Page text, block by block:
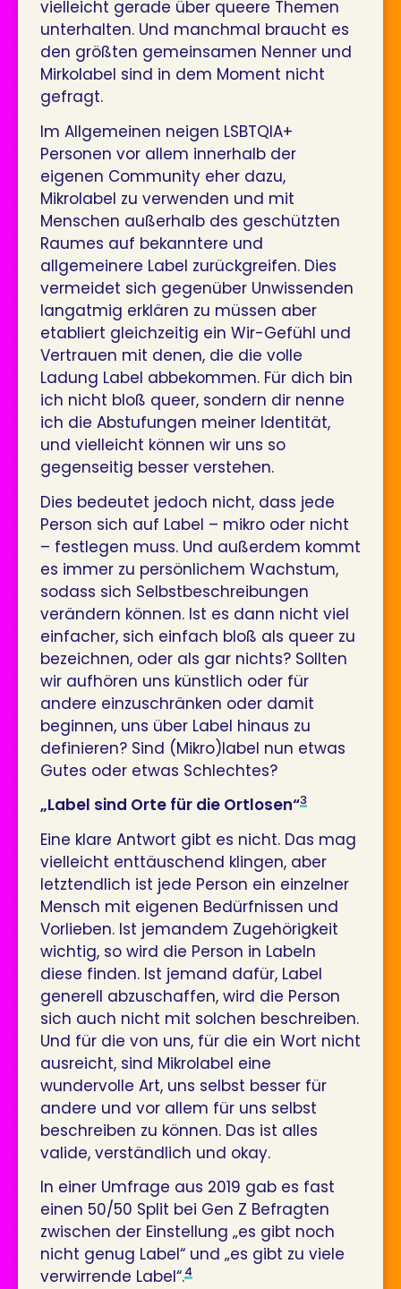
vielleicht gerade über queere Themen
unterhalten. Und manchmal braucht es
den größten gemeinsamen Nenner und
Mirkolabel sind in dem Moment nicht
gefragt.
Im Allgemeinen neigen LSBTQIA+
Personen vor allem innerhalb der
eigenen Community eher dazu,
Mikrolabel zu verwenden und mit
Menschen außerhalb des geschützten
Raumes auf bekanntere und
allgemeinere Label zurückgreifen. Dies
vermeidet sich gegenüber Unwissenden
langatmig erklären zu müssen aber
etabliert gleichzeitig ein Wir-Gefühl und
Vertrauen mit denen, die die volle
Ladung Label abbekommen. Für dich bin
ich nicht bloß queer, sondern dir nenne
ich die Abstufungen meiner Identität,
und vielleicht können wir uns so
gegenseitig besser verstehen.
Dies bedeutet jedoch nicht, dass jede
Person sich auf Label – mikro oder nicht
– festlegen muss. Und außerdem kommt
es immer zu persönlichem Wachstum,
sodass sich Selbstbeschreibungen
verändern können. Ist es dann nicht viel
einfacher, sich einfach bloß als queer zu
bezeichnen, oder als gar nichts? Sollten
wir aufhören uns künstlich oder für
andere einzuschränken oder damit
beginnen, uns über Label hinaus zu
definieren? Sind (Mikro)label nun etwas
Gutes oder etwas Schlechtes?
„Label sind Orte für die Ortlosen“3
Eine klare Antwort gibt es nicht. Das mag
vielleicht enttäuschend klingen, aber
letztendlich ist jede Person ein einzelner
Mensch mit eigenen Bedürfnissen und
Vorlieben. Ist jemandem Zugehörigkeit
wichtig, so wird die Person in Labeln
diese finden. Ist jemand dafür, Label
generell abzuschaffen, wird die Person
sich auch nicht mit solchen beschreiben.
Und für die von uns, für die ein Wort nicht
ausreicht, sind Mikrolabel eine
wundervolle Art, uns selbst besser für
andere und vor allem für uns selbst
beschreiben zu können. Das ist alles
valide, verständlich und okay.
In einer Umfrage aus 2019 gab es fast
einen 50/50 Split bei Gen Z Befragten
zwischen der Einstellung „es gibt noch
nicht genug Label“ und „es gibt zu viele
verwirrende Label“.4